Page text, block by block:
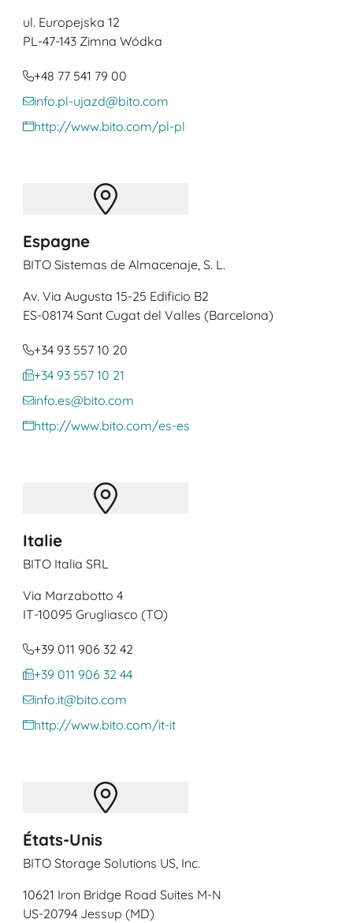
ul. Europejska 12
PL-47-143 Zimna Wódka
+48 77 541 79 00
info.pl-ujazd@bito.com
http://www.bito.com/pl-pl
Espagne
BITO Sistemas de Almacenaje, S. L.
Av. Via Augusta 15-25 Edificio B2
ES-08174 Sant Cugat del Valles (Barcelona)
+34 93 557 10 20
+34 93 557 10 21
info.es@bito.com
http://www.bito.com/es-es
Italie
BITO Italia SRL
Via Marzabotto 4
IT-10095 Grugliasco (TO)
+39 011 906 32 42
+39 011 906 32 44
info.it@bito.com
http://www.bito.com/it-it
États-Unis
BITO Storage Solutions US, Inc.
10621 Iron Bridge Road Suites M-N
US-20794 Jessup (MD)